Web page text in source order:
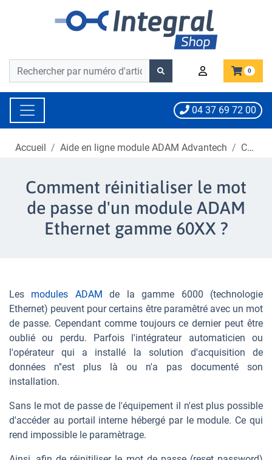
Barre de recherche
Barre de recherche 0
04 37 69 72 00
Accueil Aide en ligne module ADAM Advantech Comment réinitialiser le mot de passe d'un module ADAM ?
Comment réinitialiser le mot
de passe d'un module ADAM
Ethernet gamme 60XX ?
Les modules ADAM de la gamme 6000 (technologie
Ethernet) peuvent pour certains être paramêtré avec un mot
de passe. Cependant comme toujours ce dernier peut être
oublié ou perdu. Parfois l'intégrateur automaticien ou
l'opérateur qui a installé la solution d'acquisition de
données n''est plus là ou n'a pas documenté son
installation.
Sans le mot de passe de l'équipement il n'est plus possible
d'accéder au portail interne hébergé par le module. Ce qui
rend impossible le paramètrage.